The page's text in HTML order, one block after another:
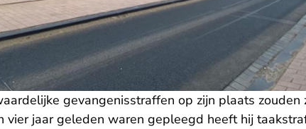
gevangenisstraffen op zijn plaats zouden
vier jaar geleden waren gepleegd heeft hij